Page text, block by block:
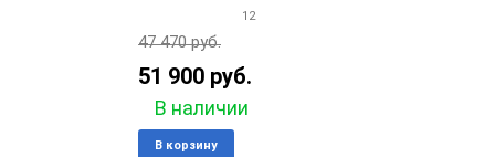
12
47 470 руб.
51 900 руб.
В наличии
В корзину